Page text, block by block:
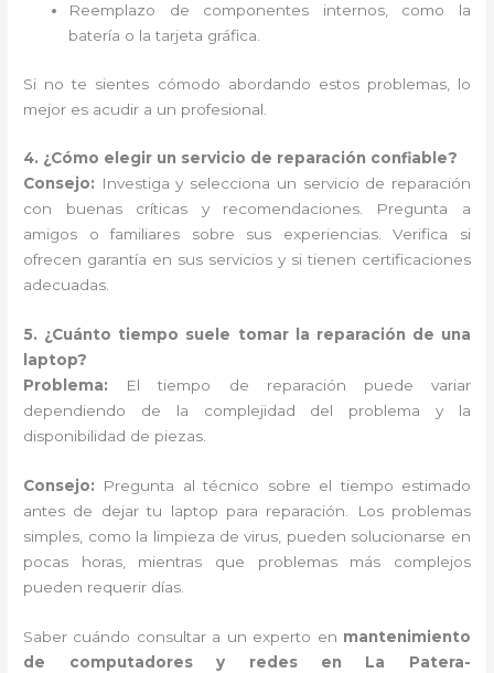
Reemplazo de componentes internos, como la
batería o la tarjeta gráfica.
Si no te sientes cómodo abordando estos problemas, lo
mejor es acudir a un profesional.
4. ¿Cómo elegir un servicio de reparación confiable?
Consejo: Investiga y selecciona un servicio de reparación
con buenas críticas y recomendaciones. Pregunta a
amigos o familiares sobre sus experiencias. Verifica si
ofrecen garantía en sus servicios y si tienen certificaciones
adecuadas.
5. ¿Cuánto tiempo suele tomar la reparación de una
laptop?
Problema: El tiempo de reparación puede variar
dependiendo de la complejidad del problema y la
disponibilidad de piezas.
Consejo: Pregunta al técnico sobre el tiempo estimado
antes de dejar tu laptop para reparación. Los problemas
simples, como la limpieza de virus, pueden solucionarse en
pocas horas, mientras que problemas más complejos
pueden requerir días.
Saber cuándo consultar a un experto en mantenimiento
de computadores y redes en La Patera-